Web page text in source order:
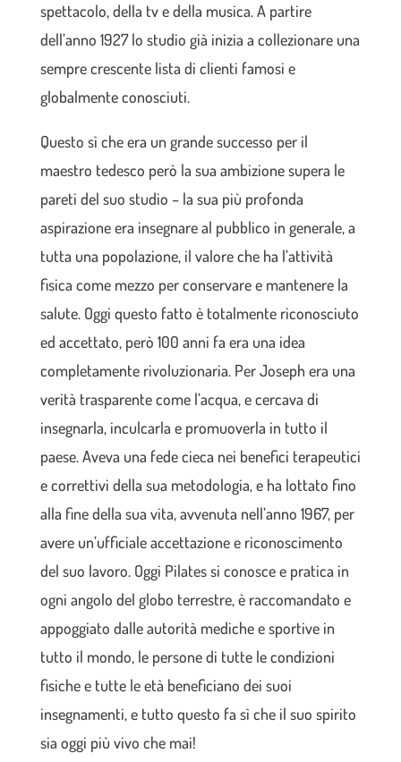
spettacolo, della tv e della musica. A partire
dell’anno 1927 lo studio già inizia a collezionare una
sempre crescente lista di clienti famosi e
globalmente conosciuti.
Questo sì che era un grande successo per il
maestro tedesco però la sua ambizione supera le
pareti del suo studio – la sua più profonda
aspirazione era insegnare al pubblico in generale, a
tutta una popolazione, il valore che ha l’attività
fisica come mezzo per conservare e mantenere la
salute. Oggi questo fatto è totalmente riconosciuto
ed accettato, però 100 anni fa era una idea
completamente rivoluzionaria. Per Joseph era una
verità trasparente come l’acqua, e cercava di
insegnarla, inculcarla e promuoverla in tutto il
paese. Aveva una fede cieca nei benefici terapeutici
e correttivi della sua metodologia, e ha lottato fino
alla fine della sua vita, avvenuta nell’anno 1967, per
avere un’ufficiale accettazione e riconoscimento
del suo lavoro. Oggi Pilates si conosce e pratica in
ogni angolo del globo terrestre, è raccomandato e
appoggiato dalle autorità mediche e sportive in
tutto il mondo, le persone di tutte le condizioni
fisiche e tutte le età beneficiano dei suoi
insegnamenti, e tutto questo fa sì che il suo spirito
sia oggi più vivo che mai!